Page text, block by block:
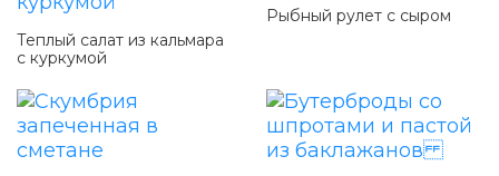
Теплый салат из кальмара
с куркумой
Рыбный рулет с сыром